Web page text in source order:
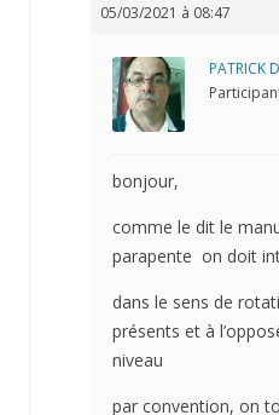
05/03/2021 à 08:47
PATRICK
bonjour,
comme le dit le
parapente on doit
dans le sens de
présents et à
niveau
par convention, on